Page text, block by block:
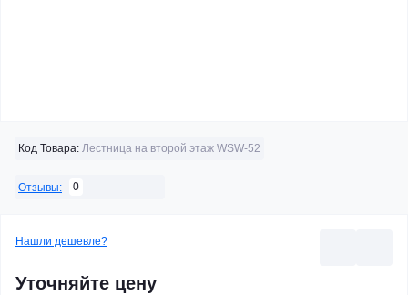
Код Товара: Лестница на второй этаж WSW-52
Отзывы: 0
Нашли дешевле?
Уточняйте цену